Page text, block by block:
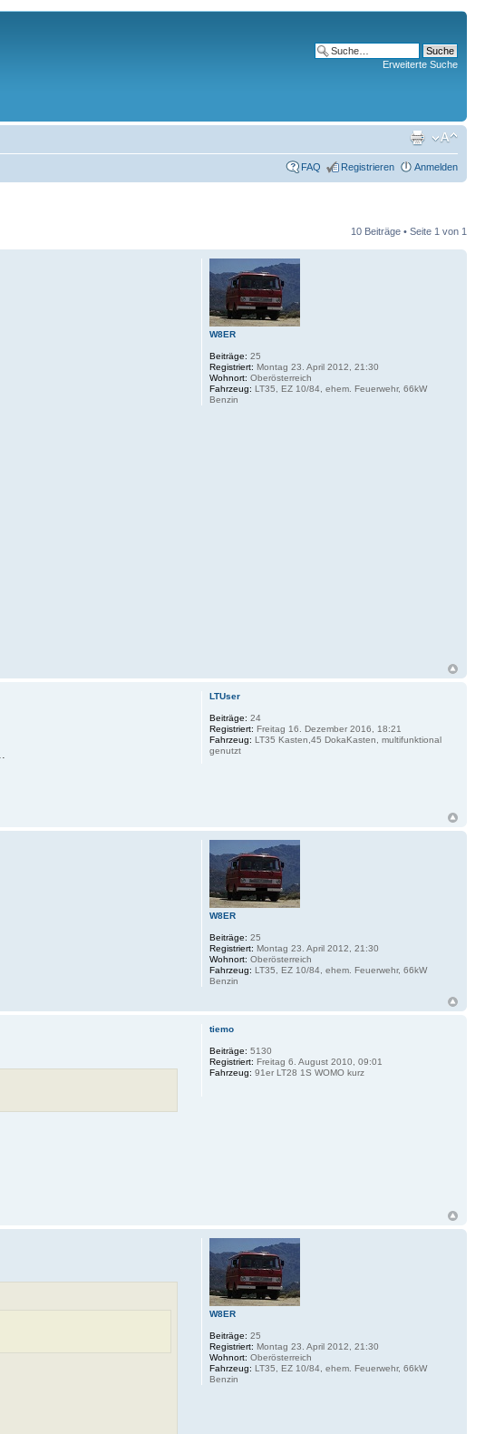
Erweiterte Suche
FAQ Registrieren Anmelden
10 Beiträge • Seite 1 von 1
W8ER
Beiträge: 25
Registriert: Montag 23. April 2012, 21:30
Wohnort: Oberösterreich
Fahrzeug: LT35, EZ 10/84, ehem. Feuerwehr, 66kW
Benzin
LTUser
Beiträge: 24
Registriert: Freitag 16. Dezember 2016, 18:21
Fahrzeug: LT35 Kasten,45 DokaKasten, multifunktional
genutzt
W8ER
Beiträge: 25
Registriert: Montag 23. April 2012, 21:30
Wohnort: Oberösterreich
Fahrzeug: LT35, EZ 10/84, ehem. Feuerwehr, 66kW
Benzin
tiemo
Beiträge: 5130
Registriert: Freitag 6. August 2010, 09:01
Fahrzeug: 91er LT28 1S WOMO kurz
W8ER
Beiträge: 25
Registriert: Montag 23. April 2012, 21:30
Wohnort: Oberösterreich
Fahrzeug: LT35, EZ 10/84, ehem. Feuerwehr, 66kW
Benzin